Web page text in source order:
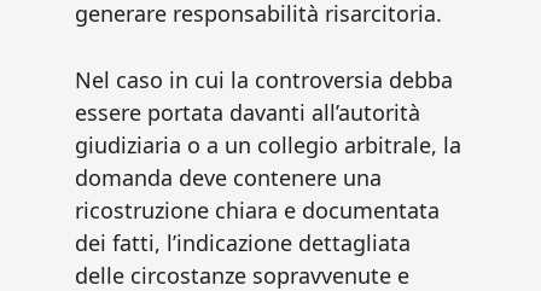
generare responsabilità risarcitoria.
Nel caso in cui la controversia debba
essere portata davanti all’autorità
giudiziaria o a un collegio arbitrale, la
domanda deve contenere una
ricostruzione chiara e documentata
dei fatti, l’indicazione dettagliata
delle circostanze sopravvenute e